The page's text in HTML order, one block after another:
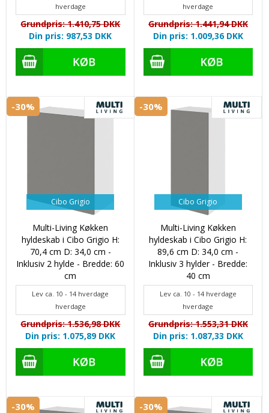
hverdage
Grundpris: 1.410,75 DKK
Din pris: 987,53 DKK
hverdage
Grundpris: 1.441,94 DKK
Din pris: 1.009,36 DKK
-30%
Cibo Grigio
Multi-Living Køkken
hyldeskab i Cibo Grigio H:
70,4 cm D: 34,0 cm -
Inklusiv 2 hylde - Bredde: 60
cm
Lev ca. 10 - 14 hverdage
hverdage
Grundpris: 1.536,98 DKK
Din pris: 1.075,89 DKK
-30%
Cibo Grigio
Multi-Living Køkken
hyldeskab i Cibo Grigio H:
89,6 cm D: 34,0 cm -
Inklusiv 3 hylder - Bredde:
40 cm
Lev ca. 10 - 14 hverdage
hverdage
Grundpris: 1.553,31 DKK
Din pris: 1.087,33 DKK
-30% -30%